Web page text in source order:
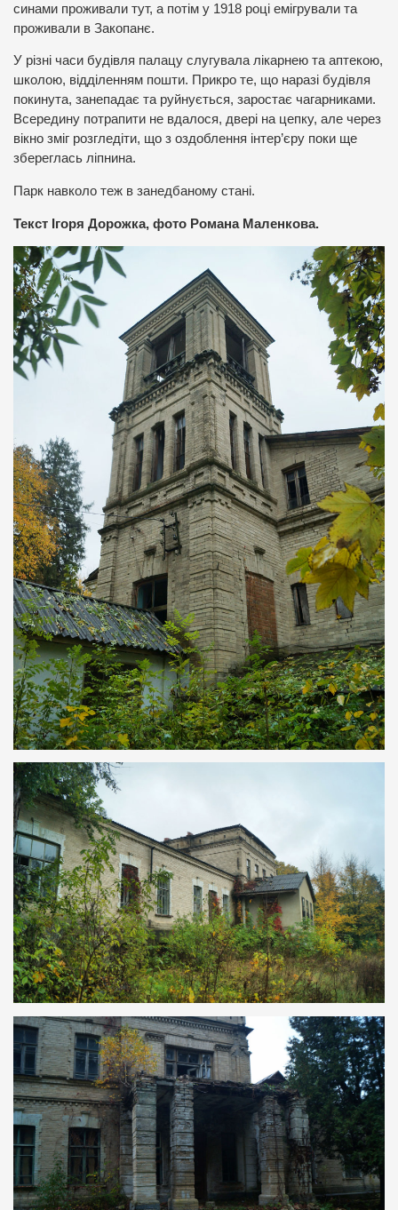
синами проживали тут, а потім у 1918 році емігрували та
проживали в Закопанє.
У різні часи будівля палацу слугувала лікарнею та аптекою,
школою, відділенням пошти. Прикро те, що наразі будівля
покинута, занепадає та руйнується, заростає чагарниками.
Всередину потрапити не вдалося, двері на цепку, але через
вікно зміг розгледіти, що з оздоблення інтер’єру поки ще
збереглась ліпнина.
Парк навколо теж в занедбаному стані.
Текст Ігоря Дорожка, фото Романа Маленкова.